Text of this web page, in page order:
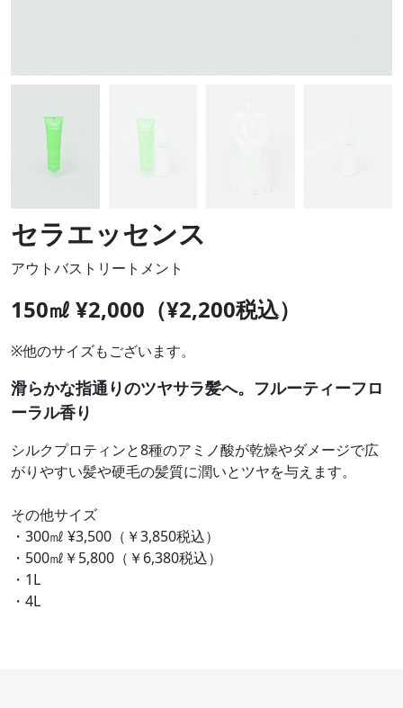
セラエッセンス
アウトバストリートメント
150㎖ ¥2,000（¥2,200税込）
※他のサイズもございます。
滑らかな指通りのツヤサラ髪へ。フルーティーフロ
ーラル香り
シルクプロティンと8種のアミノ酸が乾燥やダメージで広
がりやすい髪や硬毛の髪質に潤いとツヤを与えます。
その他サイズ
・300㎖ ¥3,500（￥3,850税込）
・500㎖￥5,800（￥6,380税込）
・1L
・4L